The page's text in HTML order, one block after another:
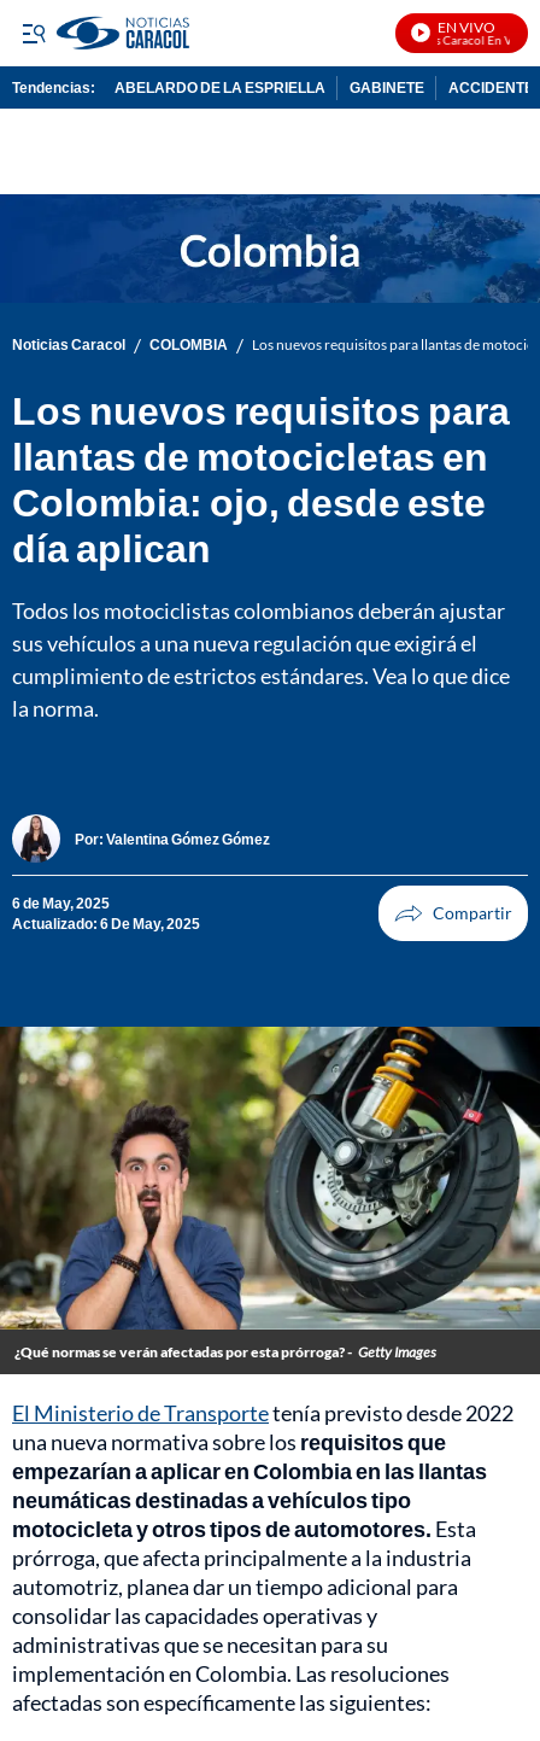
EN VIVO
Noticias Caracol En Vivo
Tendencias: ABELARDO DE LA ESPRIELLA GABINETE ACCIDENTE
Noticias Caracol / COLOMBIA / Los nuevos requisitos para llantas de
Los nuevos requisitos para
llantas de motocicletas en
Colombia: ojo, desde este
día aplican
Todos los motociclistas colombianos deberán ajustar
sus vehículos a una nueva regulación que exigirá el
cumplimiento de estrictos estándares. Vea lo que dice
la norma.
Por: Valentina Gómez Gómez
6 de May, 2025
Actualizado: 6 De May, 2025
¿Qué normas se verán afectadas por esta prórroga? - Getty Images
El Ministerio de Transportetenía previsto desde 2022
una nueva normativa sobre los requisitos que
empezarían a aplicar en Colombia en las llantas
neumáticas destinadas a vehículos tipo
motocicleta y otros tipos de automotores. Esta
prórroga, que afecta principalmente a la industria
automotriz, planea dar un tiempo adicional para
consolidar las capacidades operativas y
administrativas que se necesitan para su
implementación en Colombia. Las resoluciones
afectadas son específicamente las siguientes: